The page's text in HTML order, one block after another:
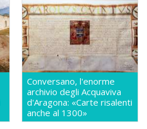
Conversano, l'enorme
archivio degli Acquaviva
d'Aragona: «Carte risalenti
anche al 1300»